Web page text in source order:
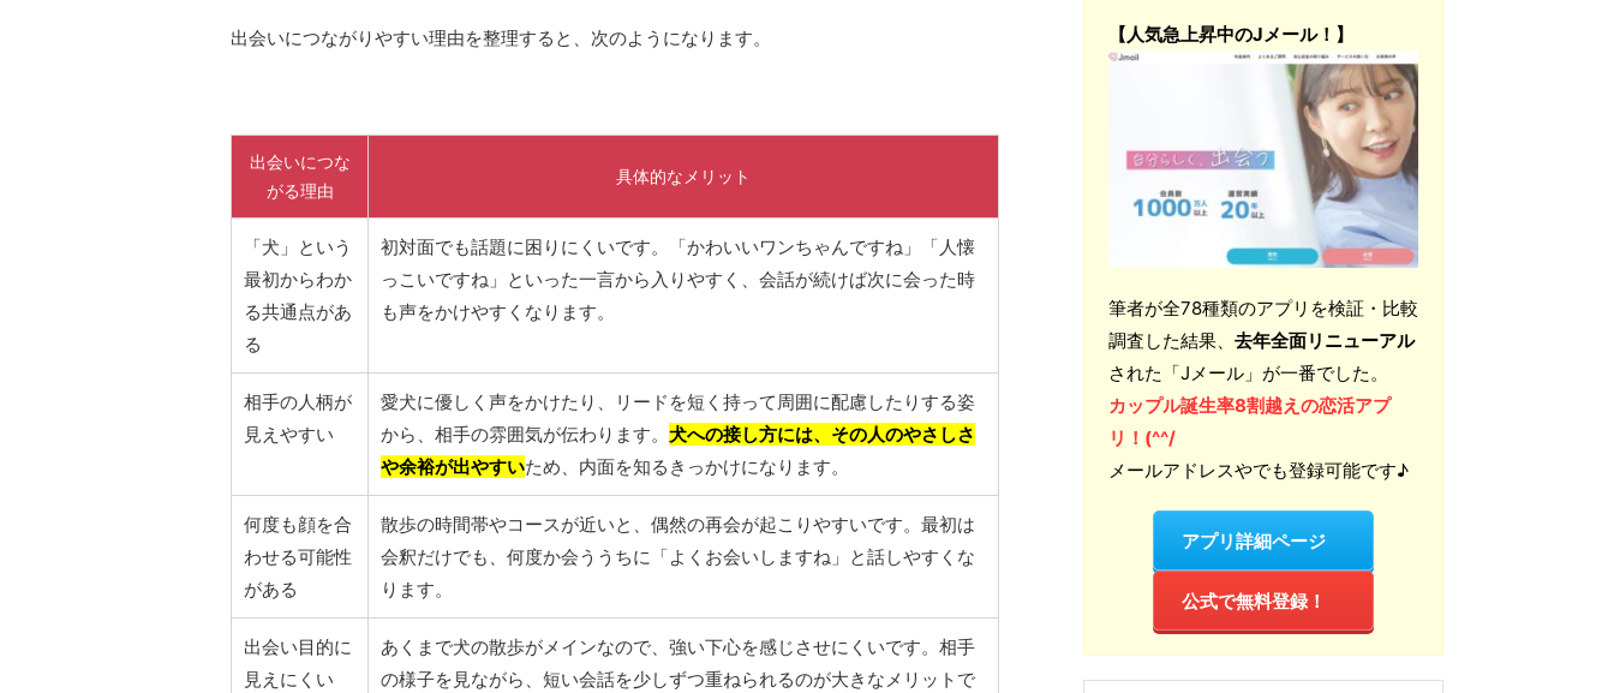
出会いにつながりやすい理由を整理すると、次のようになります。
出会いにつな
がる理由
具体的なメリット
「犬」という
最初からわか
る共通点があ
る
初対面でも話題に困りにくいです。「かわいいワンちゃんですね」「人懐
っこいですね」といった一言から入りやすく、会話が続けば次に会った時
も声をかけやすくなります。
相手の人柄が
見えやすい
愛犬に優しく声をかけたり、リードを短く持って周囲に配慮したりする姿
から、相手の雰囲気が伝わります。 犬への接し方には、その人のやさしさ
や余裕が出やすいため、内面を知るきっかけになります。
何度も顔を合
わせる可能性
がある
散歩の時間帯やコースが近いと、偶然の再会が起こりやすいです。最初は
会釈だけでも、何度か会ううちに「よくお会いしますね」と話しやすくな
ります。
出会い目的に
見えにくい
あくまで犬の散歩がメインなので、強い下心を感じさせにくいです。相手
の様子を見ながら、短い会話を少しずつ重ねられるのが大きなメリットで
【人気急上昇中のJメール！】
筆者が全78種類のアプリを検証・比較
調査した結果、 去年全面リニューアル
された「Jメール」が一番でした。
カップル誕生率8割越えの恋活アプ
リ！(^^/
メールアドレスやでも登録可能です♪
アプリ詳細ページ
公式で無料登録！